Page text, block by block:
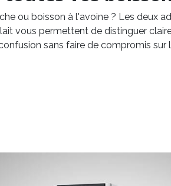
ou boisson à l'avoine ? Les deux
vous permettent de distinguer
sans faire de compromis sur